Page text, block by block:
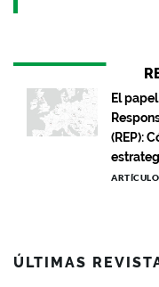
El
(REP):
ARTÍCULO
ÚLTIMAS